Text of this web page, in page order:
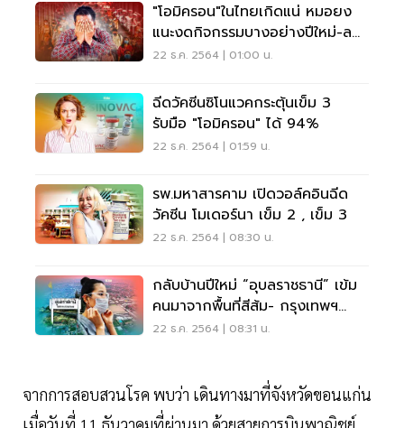
"โอมิครอน"ในไทยเกิดแน่ หมอยง
แนะงดกิจกรรมบางอย่างปีใหม่-ลด
เดินทาง
22 ธ.ค. 2564 | 01:00 น.
ฉีดวัคซีนซิโนแวคกระตุ้นเข็ม 3
รับมือ "โอมิครอน" ได้ 94%
22 ธ.ค. 2564 | 01:59 น.
รพ.มหาสารคาม เปิดวอล์คอินฉีด
วัคซีน โมเดอร์นา เข็ม 2 , เข็ม 3
22 ธ.ค. 2564 | 08:30 น.
กลับบ้านปีใหม่ “อุบลราชธานี” เข้ม
คนมาจากพื้นที่สีส้ม- กรุงเทพฯ
กักตัว 14 วัน
22 ธ.ค. 2564 | 08:31 น.
จากการสอบสวนโรค พบว่า เดินทางมาที่จังหวัดขอนแก่น